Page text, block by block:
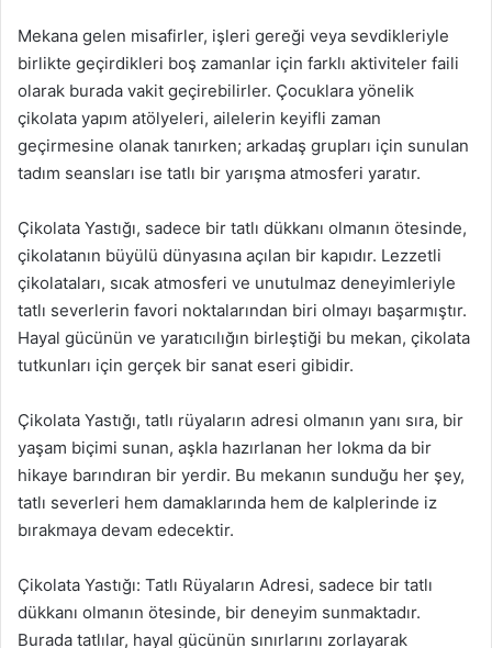
Mekana gelen misafirler, işleri gereği veya sevdikleriyle
birlikte geçirdikleri boş zamanlar için farklı aktiviteler faili
olarak burada vakit geçirebilirler. Çocuklara yönelik
çikolata yapım atölyeleri, ailelerin keyifli zaman
geçirmesine olanak tanırken; arkadaş grupları için sunulan
tadım seansları ise tatlı bir yarışma atmosferi yaratır.
Çikolata Yastığı, sadece bir tatlı dükkanı olmanın ötesinde,
çikolatanın büyülü dünyasına açılan bir kapıdır. Lezzetli
çikolataları, sıcak atmosferi ve unutulmaz deneyimleriyle
tatlı severlerin favori noktalarından biri olmayı başarmıştır.
Hayal gücünün ve yaratıcılığın birleştiği bu mekan, çikolata
tutkunları için gerçek bir sanat eseri gibidir.
Çikolata Yastığı, tatlı rüyaların adresi olmanın yanı sıra, bir
yaşam biçimi sunan, aşkla hazırlanan her lokma da bir
hikaye barındıran bir yerdir. Bu mekanın sunduğu her şey,
tatlı severleri hem damaklarında hem de kalplerinde iz
bırakmaya devam edecektir.
Çikolata Yastığı: Tatlı Rüyaların Adresi, sadece bir tatlı
dükkanı olmanın ötesinde, bir deneyim sunmaktadır.
Burada tatlılar, hayal gücünün sınırlarını zorlayarak